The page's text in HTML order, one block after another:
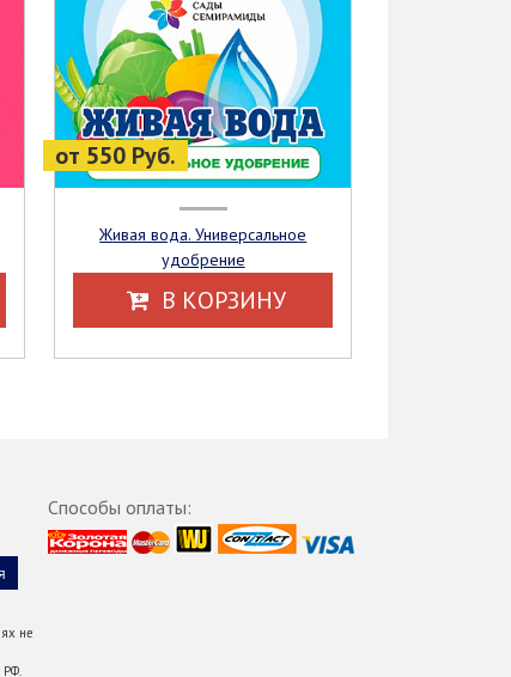
от 550 Руб.
Живая вода. Универсальное
удобрение
В КОРЗИНУ
не
РФ.
Способы оплаты: